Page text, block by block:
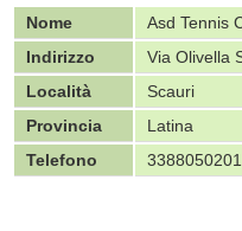
Nome
Asd Tennis
Indirizzo
Via Olivella
Località
Scauri
Provincia
Latina
Telefono
3388050201